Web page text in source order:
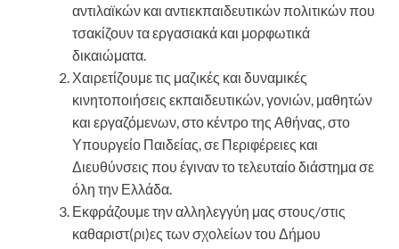
αντιλαϊκών και αντιεκπαιδευτικών πολιτικών που
τσακίζουν τα εργασιακά και μορφωτικά
δικαιώματα.
Χαιρετίζουμε τις μαζικές και δυναμικές
κινητοποιήσεις εκπαιδευτικών, γονιών, μαθητών
και εργαζόμενων, στο κέντρο της Αθήνας, στο
Υπουργείο Παιδείας, σε Περιφέρειες και
Διευθύνσεις που έγιναν το τελευταίο διάστημα σε
όλη την Ελλάδα.
Εκφράζουμε την αλληλεγγύη μας στους/στις
καθαριστ(ρι)ες των σχολείων του Δήμου